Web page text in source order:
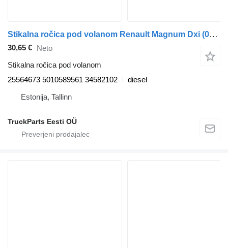
Stikalna ročica pod volanom Renault Magnum Dxi (01.05-12.13) 25564673 za vlačilec Renault Magnum (1990-2014)
30,65 € Neto
Stikalna ročica pod volanom
25564673 5010589561 34582102
diesel
Estonija, Tallinn
TruckParts Eesti OÜ